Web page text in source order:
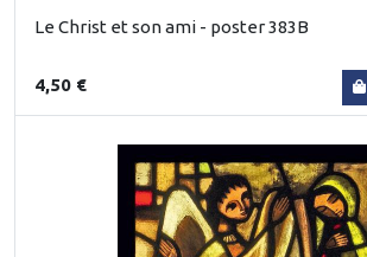
Le Christ et son ami - poster 383B
4,50 €